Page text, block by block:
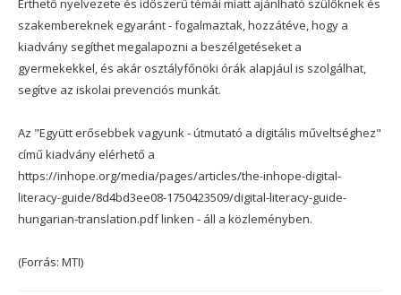
Érthető nyelvezete és időszerű témái miatt ajánlható szülőknek és
szakembereknek egyaránt - fogalmaztak, hozzátéve, hogy a
kiadvány segíthet megalapozni a beszélgetéseket a
gyermekekkel, és akár osztályfőnöki órák alapjául is szolgálhat,
segítve az iskolai prevenciós munkát.
Az "Együtt erősebbek vagyunk - útmutató a digitális műveltséghez"
című kiadvány elérhető a
https://inhope.org/media/pages/articles/the-inhope-digital-
literacy-guide/8d4bd3ee08-1750423509/digital-literacy-guide-
hungarian-translation.pdf linken - áll a közleményben.
(Forrás: MTI)